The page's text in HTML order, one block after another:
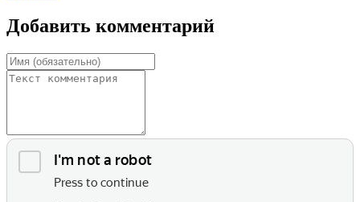
Добавить комментарий